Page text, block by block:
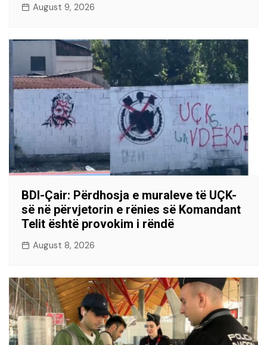
August 9, 2026
BDI-Çair: Përdhosja e muraleve të UÇK-
së në përvjetorin e rënies së Komandant
Telit është provokim i rëndë
August 8, 2026